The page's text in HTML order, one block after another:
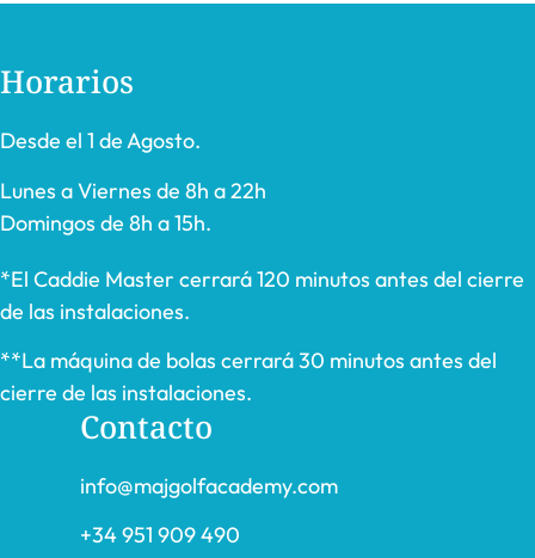
Horarios
Desde el 1 de Agosto.
Lunes a Viernes de 8h a 22h
Domingos de 8h a 15h.
*El Caddie Master cerrará 120 minutos antes del cierre
de las instalaciones.
**La máquina de bolas cerrará 30 minutos antes del
cierre de las instalaciones.
Contacto
info@majgolfacademy.com
+34 951 909 490